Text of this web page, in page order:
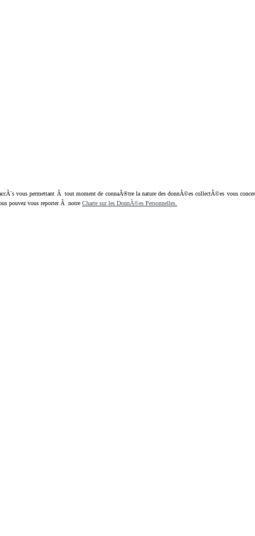
vous permettant Ã tout moment de connaÃ®tre la nature des donnÃ©es collectÃ©es vous
pouvez vous reporter Ã notre Charte sur les DonnÃ©es Personnelles.